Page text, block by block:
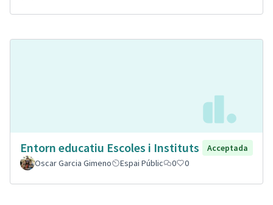
Entorn educatiu Escoles i Instituts
Acceptada
Oscar Garcia Gimeno
Espai Públic 0 0